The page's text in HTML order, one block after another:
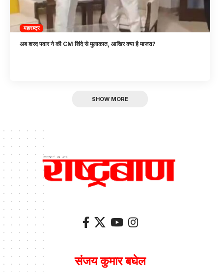
महाराष्ट्र
अब शरद पवार ने की CM शिंदे से मुलाकात, आखिर क्या है माजरा?
SHOW MORE
संजय कुमार बघेल